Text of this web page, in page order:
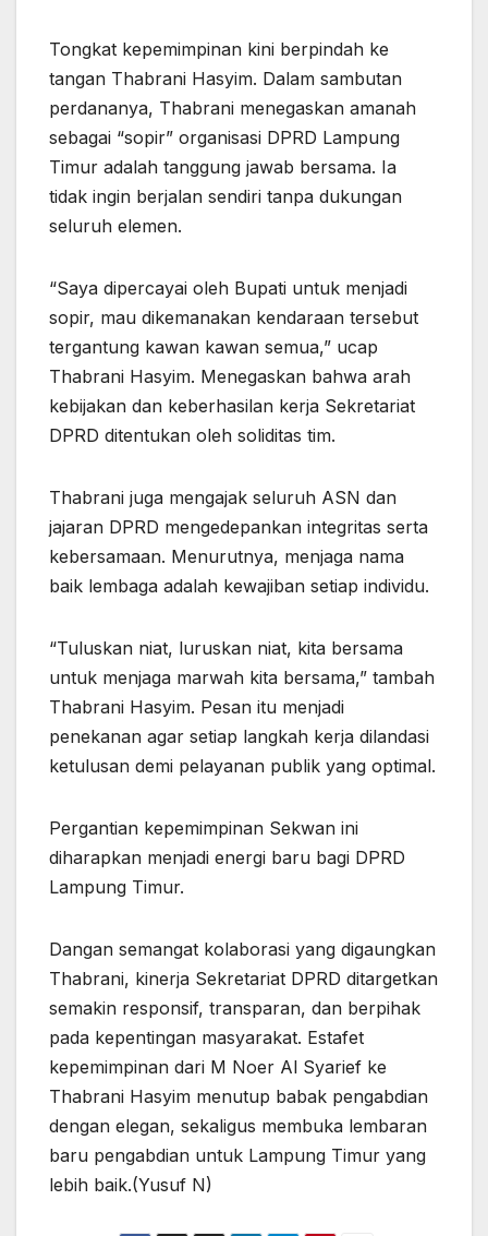
Tongkat kepemimpinan kini berpindah ke
tangan Thabrani Hasyim. Dalam sambutan
perdananya, Thabrani menegaskan amanah
sebagai “sopir” organisasi DPRD Lampung
Timur adalah tanggung jawab bersama. Ia
tidak ingin berjalan sendiri tanpa dukungan
seluruh elemen.
“Saya dipercayai oleh Bupati untuk menjadi
sopir, mau dikemanakan kendaraan tersebut
tergantung kawan kawan semua,” ucap
Thabrani Hasyim. Menegaskan bahwa arah
kebijakan dan keberhasilan kerja Sekretariat
DPRD ditentukan oleh soliditas tim.
Thabrani juga mengajak seluruh ASN dan
jajaran DPRD mengedepankan integritas serta
kebersamaan. Menurutnya, menjaga nama
baik lembaga adalah kewajiban setiap individu.
“Tuluskan niat, luruskan niat, kita bersama
untuk menjaga marwah kita bersama,” tambah
Thabrani Hasyim. Pesan itu menjadi
penekanan agar setiap langkah kerja dilandasi
ketulusan demi pelayanan publik yang optimal.
Pergantian kepemimpinan Sekwan ini
diharapkan menjadi energi baru bagi DPRD
Lampung Timur.
Dangan semangat kolaborasi yang digaungkan
Thabrani, kinerja Sekretariat DPRD ditargetkan
semakin responsif, transparan, dan berpihak
pada kepentingan masyarakat. Estafet
kepemimpinan dari M Noer Al Syarief ke
Thabrani Hasyim menutup babak pengabdian
dengan elegan, sekaligus membuka lembaran
baru pengabdian untuk Lampung Timur yang
lebih baik.(Yusuf N)